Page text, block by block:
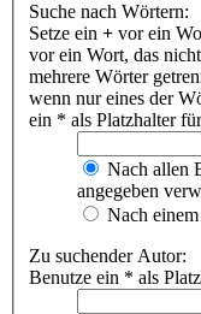
Suche nach Wörtern:
Setze ein + vor ein
vor ein Wort, das
mehrere Wörter
wenn nur eines der
ein * als Platzhalter
Nach allen
angegeben
Nach
Zu suchender Autor:
Benutze ein * als